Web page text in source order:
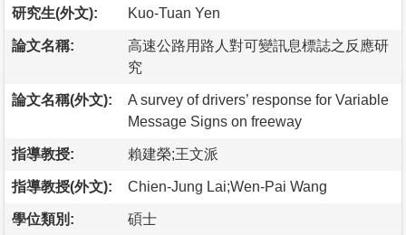
研究生(外文): Kuo-Tuan Yen
論文名稱:
高速公路用路人對可變訊息標誌之反應研
究
論文名稱(外文):
A survey of drivers’ response for Variable
Message Signs on freeway
指導教授: 賴建榮;王文派
指導教授(外文): Chien-Jung Lai;Wen-Pai Wang
學位類別: 碩士